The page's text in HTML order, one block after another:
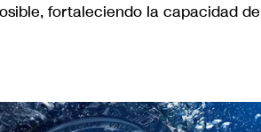
fortaleciendo la capacidad de